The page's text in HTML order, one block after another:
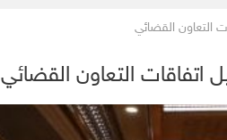
التعاون القضائي
اتفاقات التعاون القضائي